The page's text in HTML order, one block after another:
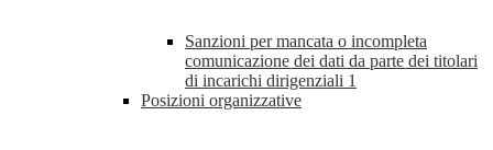
Sanzioni per mancata o incompleta
comunicazione dei dati da parte dei titolari
di incarichi dirigenziali 1
Posizioni organizzative